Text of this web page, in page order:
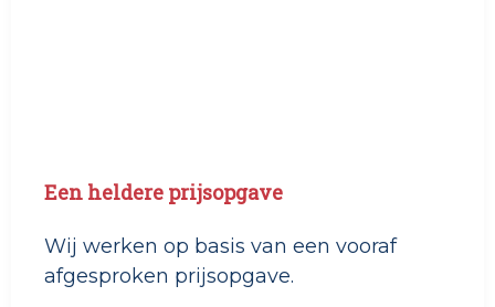
Een heldere prijsopgave
Wij werken op basis van een vooraf
afgesproken prijsopgave.